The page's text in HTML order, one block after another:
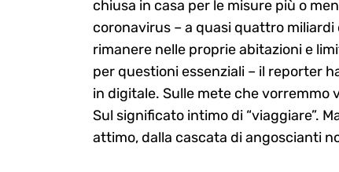
chiusa in casa per le misure più o
coronavirus – a quasi quattro
rimanere nelle proprie abitazioni e
per questioni essenziali – il reporter
in digitale. Sulle mete che
Sul significato intimo di “viaggiare”.
attimo, dalla cascata di angoscianti